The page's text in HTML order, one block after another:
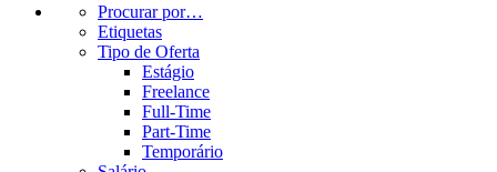
Procurar por…
Etiquetas
Tipo de Oferta
Estágio
Freelance
Full-Time
Part-Time
Temporário